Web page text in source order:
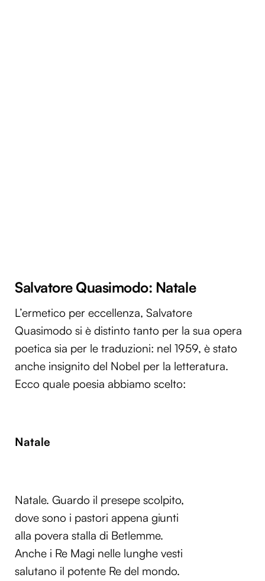
Salvatore Quasimodo: Natale
L’ermetico per eccellenza, Salvatore
Quasimodo si è distinto tanto per la sua opera
poetica sia per le traduzioni: nel 1959, è stato
anche insignito del Nobel per la letteratura.
Ecco quale poesia abbiamo scelto:
Natale
Natale. Guardo il presepe scolpito,
dove sono i pastori appena giunti
alla povera stalla di Betlemme.
Anche i Re Magi nelle lunghe vesti
salutano il potente Re del mondo.